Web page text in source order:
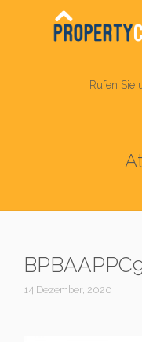
Rufen Sie
14 Dezember, 2020